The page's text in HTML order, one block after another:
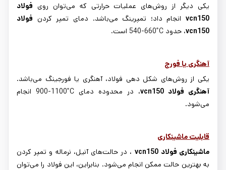
یکی دیگر از روشهای عملیات حرارتی که میتوان روی فولاد
vcn150 انجام داد؛ تمپرینگ میباشد. دمای تمپر کردن فولاد
vcn150، حدود 540-660˚C است.
آهنگری یا فورج
یکی از روش‌های شکل دهی فولاد، آهنگری یا فورجینگ میباشد.
آهنگری فولاد vcn150، در محدوده دمای 900-1100˚C انجام
میشود.
قابلیت ماشینکاری
ماشینکاری فولاد vcn150 ، در حالتهای آنیل، نرماله و تمپر کردن
به بهترین حالت ممکن انجام میشود. بنابراین، این فولاد را میتوان